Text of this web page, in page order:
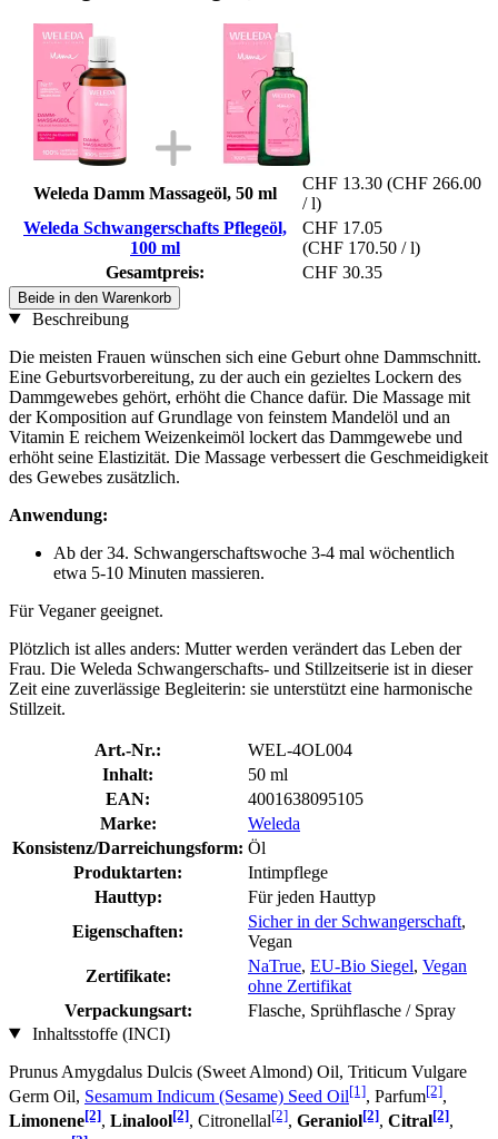
Weleda Damm Massageöl, 50 ml
CHF 13.30 (CHF 266.00
/ l)
Weleda Schwangerschafts Pflegeöl,
100 ml
CHF 17.05
(CHF 170.50 / l)
Gesamtpreis:
CHF 30.35
Beide in den Warenkorb
Beschreibung
Die meisten Frauen wünschen sich eine Geburt ohne Dammschnitt.
Eine Geburtsvorbereitung, zu der auch ein gezieltes Lockern des
Dammgewebes gehört, erhöht die Chance dafür. Die Massage mit
der Komposition auf Grundlage von feinstem Mandelöl und an
Vitamin E reichem Weizenkeimöl lockert das Dammgewebe und
erhöht seine Elastizität. Die Massage verbessert die Geschmeidigkeit
des Gewebes zusätzlich.
Anwendung:
Ab der 34. Schwangerschaftswoche 3-4 mal wöchentlich
etwa 5-10 Minuten massieren.
Für Veganer geeignet.
Plötzlich ist alles anders: Mutter werden verändert das Leben der
Frau. Die Weleda Schwangerschafts- und Stillzeitserie ist in dieser
Zeit eine zuverlässige Begleiterin: sie unterstützt eine harmonische
Stillzeit.
Art.-Nr.:
WEL-4OL004
Inhalt:
50 ml
EAN:
4001638095105
Marke:
Weleda
Konsistenz/Darreichungsform: Öl
Produktarten:
Intimpflege
Hauttyp:
Für jeden Hauttyp
Eigenschaften:
Sicher in der Schwangerschaft,
Vegan
Zertifikate:
NaTrue, EU-Bio Siegel, Vegan
ohne Zertifikat
Verpackungsart:
Flasche, Sprühflasche / Spray
Inhaltsstoffe (INCI)
Prunus Amygdalus Dulcis (Sweet Almond) Oil, Triticum Vulgare
Germ Oil, Sesamum Indicum (Sesame) Seed Oil[1], Parfum[2],
Limonene[2], Linalool[2], Citronellal[2], Geraniol[2], Citral[2],